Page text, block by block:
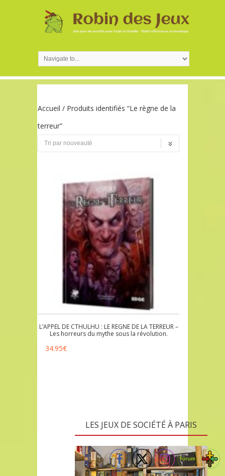
Accueil / Produits identifiés “Le règne de la
terreur”
L’APPEL DE CTHULHU : LE REGNE DE LA TERREUR –
Les horreurs du mythe sous la révolution.
34.95€
LES JEUX DE SOCIÉTÉ À PARIS